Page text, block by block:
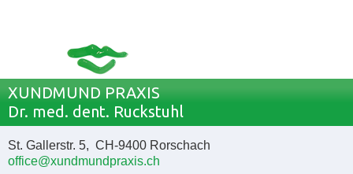
XUNDMUND PRAXIS
Dr. med. dent. Ruckstuhl
St. Gallerstr. 5, CH-9400 Rorschach
office@xundmundpraxis.ch